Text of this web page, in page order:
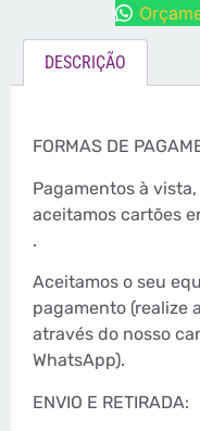
DESCRIÇÃO
FORMAS DE
Pagamentos à
aceitamos cartões
.
Aceitamos o seu
pagamento (realize
através do nosso
WhatsApp).
ENVIO E RETIRADA: